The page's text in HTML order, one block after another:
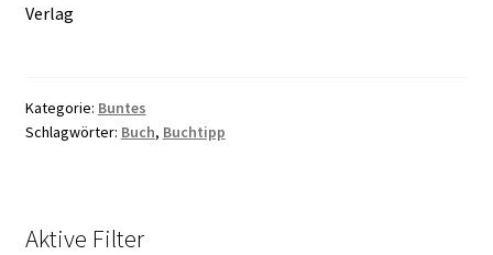
Verlag
Kategorie: Buntes
Schlagwörter: Buch, Buchtipp
Aktive Filter